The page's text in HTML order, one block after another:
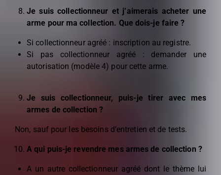
Je suis collectionneur et j’aimerais acheter une
arme pour ma collection. Que dois-je faire ?
Si collectionneur agréé : inscription au registre.
Si pas collectionneur agréé : demander une
autorisation (modèle 4) pour cette arme.
Je suis collectionneur, puis-je tirer avec mes
armes de collection ?
Non, sauf pour les besoins d’entretien et de tests.
A qui puis-je revendre mes armes de collection ?
A un autre collectionneur agréé dont le thème lui